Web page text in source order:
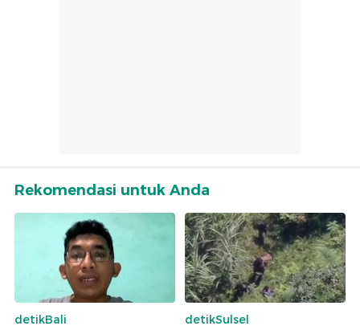
Rekomendasi untuk Anda
detikBali
detikSulsel